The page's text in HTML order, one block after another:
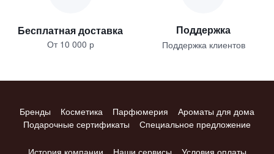
Бесплатная доставка
От 10 000 р
Поддержка
Поддержка клиентов
Бренды Косметика Парфюмерия
Ароматы для дома
Подарочные сертификаты
Специальное предложение